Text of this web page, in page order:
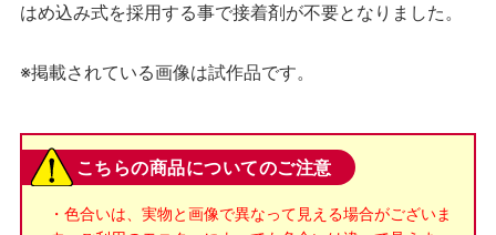
はめ込み式を採用する事で接着剤が不要となりました。
※掲載されている画像は試作品です。
こちらの商品についてのご注意
・色合いは、実物と画像で異なって見える場合がございま